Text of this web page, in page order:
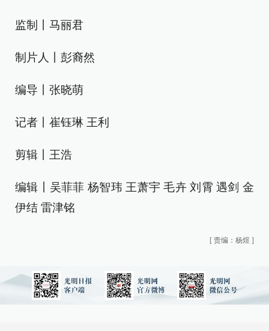
监制丨马丽君
制片人丨彭裔然
编导丨张晓萌
记者丨崔钰琳 王利
剪辑丨王浩
编辑丨吴菲菲 杨智玮 王萧宇 毛卉 刘霄 遇剑 金
伊结 雷津铭
[ 责编：杨煜 ]